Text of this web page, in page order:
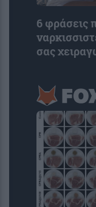
6 φράσεις
σας